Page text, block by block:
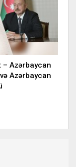
– Azərbaycan
Azərbaycan